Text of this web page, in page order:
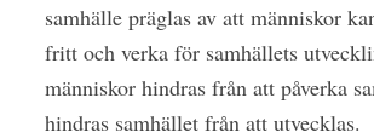
samhälle präglas av att människor
fritt och verka för samhällets
människor hindras från att påverka
hindras samhället från att utvecklas.